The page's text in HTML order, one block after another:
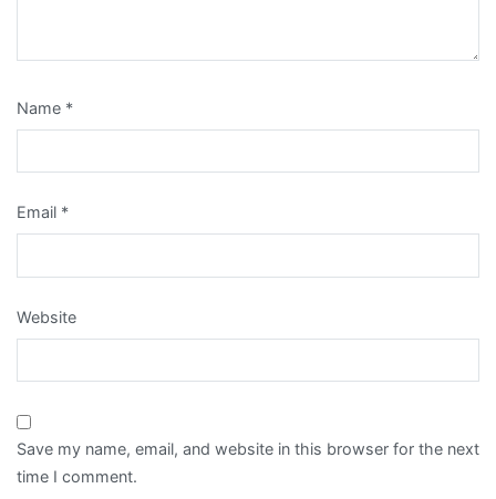
Name *
Email *
Website
Save my name, email, and website in this browser for the next
time I comment.